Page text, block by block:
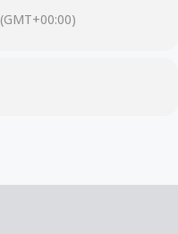
(GMT+00:00)